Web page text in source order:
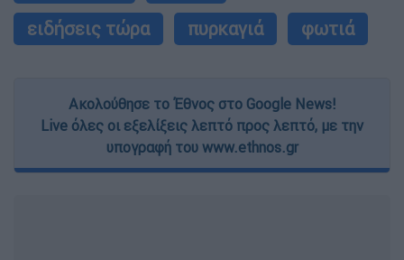
ειδήσεις τώρα
πυρκαγιά φωτιά
Ακολούθησε το Έθνος στο Google News!
Live όλες οι εξελίξεις λεπτό προς λεπτό, με την
υπογραφή του www.ethnos.gr